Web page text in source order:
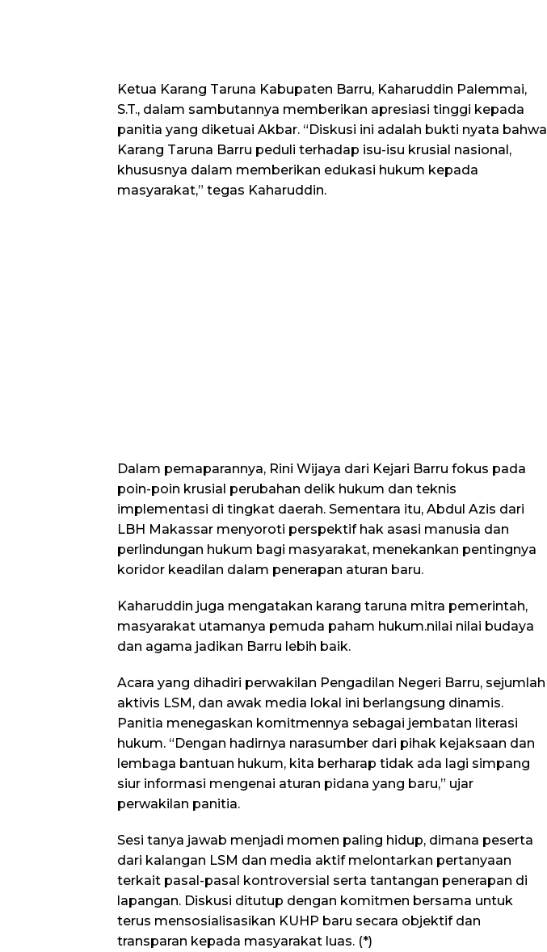
Ketua Karang Taruna Kabupaten Barru, Kaharuddin Palemmai,
S.T., dalam sambutannya memberikan apresiasi tinggi kepada
panitia yang diketuai Akbar. “Diskusi ini adalah bukti nyata bahwa
Karang Taruna Barru peduli terhadap isu-isu krusial nasional,
khususnya dalam memberikan edukasi hukum kepada
masyarakat,” tegas Kaharuddin.
Dalam pemaparannya, Rini Wijaya dari Kejari Barru fokus pada
poin-poin krusial perubahan delik hukum dan teknis
implementasi di tingkat daerah. Sementara itu, Abdul Azis dari
LBH Makassar menyoroti perspektif hak asasi manusia dan
perlindungan hukum bagi masyarakat, menekankan pentingnya
koridor keadilan dalam penerapan aturan baru.
Kaharuddin juga mengatakan karang taruna mitra pemerintah,
masyarakat utamanya pemuda paham hukum.nilai nilai budaya
dan agama jadikan Barru lebih baik.
Acara yang dihadiri perwakilan Pengadilan Negeri Barru, sejumlah
aktivis LSM, dan awak media lokal ini berlangsung dinamis.
Panitia menegaskan komitmennya sebagai jembatan literasi
hukum. “Dengan hadirnya narasumber dari pihak kejaksaan dan
lembaga bantuan hukum, kita berharap tidak ada lagi simpang
siur informasi mengenai aturan pidana yang baru,” ujar
perwakilan panitia.
Sesi tanya jawab menjadi momen paling hidup, dimana peserta
dari kalangan LSM dan media aktif melontarkan pertanyaan
terkait pasal-pasal kontroversial serta tantangan penerapan di
lapangan. Diskusi ditutup dengan komitmen bersama untuk
terus mensosialisasikan KUHP baru secara objektif dan
transparan kepada masyarakat luas. (*)